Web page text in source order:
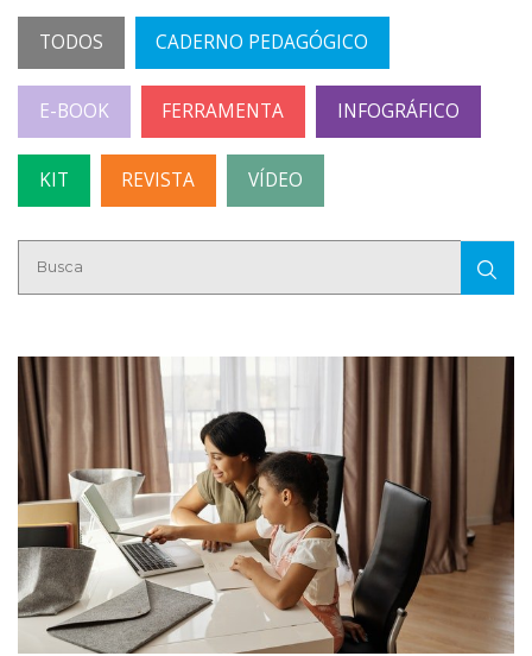
TODOS CADERNO PEDAGÓGICO
E-BOOK FERRAMENTA INFOGRÁFICO
KIT REVISTA VÍDEO